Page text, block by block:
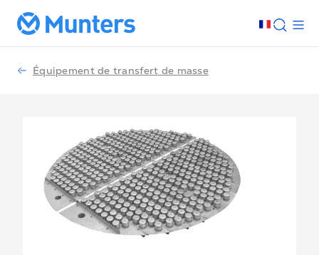
Équipement de transfert de masse